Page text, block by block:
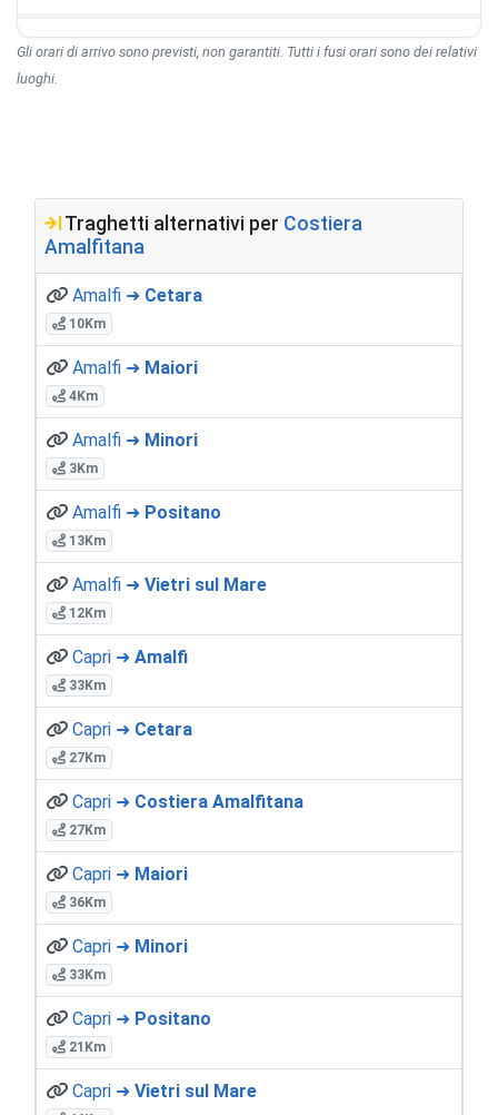
Gli orari di arrivo sono previsti, non garantiti. Tutti i fusi orari sono dei relativi
luoghi.
Traghetti alternativi per Costiera
Amalfitana
Amalfi ➜ Cetara
10Km
Amalfi ➜ Maiori
4Km
Amalfi ➜ Minori
3Km
Amalfi ➜ Positano
13Km
Amalfi ➜ Vietri sul Mare
12Km
Capri ➜ Amalfi
33Km
Capri ➜ Cetara
27Km
Capri ➜ Costiera Amalfitana
27Km
Capri ➜ Maiori
36Km
Capri ➜ Minori
33Km
Capri ➜ Positano
21Km
Capri ➜ Vietri sul Mare